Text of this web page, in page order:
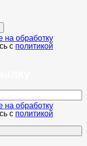
на обработку
с политикой
на обработку
с политикой